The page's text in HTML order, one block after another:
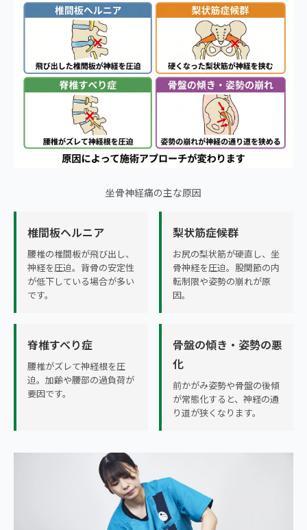
坐骨神経痛の主な原因
椎間板ヘルニア
腰椎の椎間板が飛び出し、
神経を圧迫。背骨の安定性
が低下している場合が多い
です。
梨状筋症候群
お尻の梨状筋が硬直し、坐
骨神経を圧迫。股関節の内
転制限や姿勢の崩れが原
因。
脊椎すべり症
腰椎がズレて神経根を圧
迫。加齢や腰部の過負荷が
要因です。
骨盤の傾き・姿勢の悪
化
前かがみ姿勢や骨盤の後傾
が常態化すると、神経の通
り道が狭くなります。